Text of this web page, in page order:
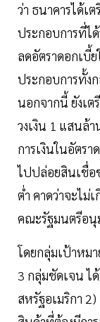
ว่า ธนาคารได้เ
ประกอบการที่ไ
ลดอัตราดอกเบี้
ประกอบการทั้ง
นอกจากนี้ ยังเ
วงเงิน 1 แสนล้
การเงินในอัตร
ไปปล่อยสินเชื่อ
ต่ำ คาดว่าจะไม่
คณะรัฐมนตรีอนุ
โดยกลุ่มเป้าหม
3 กลุ่มชัดเจน ไ
สหรัฐอเมริกา